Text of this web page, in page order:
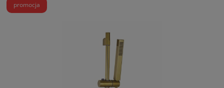
promocja